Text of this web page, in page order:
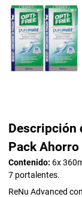
Descripción
Pack Ahorro
Contenido: 6x
7 portalentes.
ReNu Advanced